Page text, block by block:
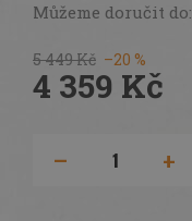
Všechny
Přihlášení
5 449 Kč –20 %
4 359 Kč
Můžeme doručit do: